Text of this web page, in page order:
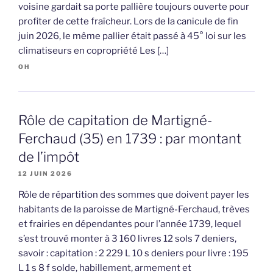
voisine gardait sa porte pallière toujours ouverte pour
profiter de cette fraîcheur. Lors de la canicule de fin
juin 2026, le même pallier était passé à 45° loi sur les
climatiseurs en copropriété Les […]
OH
Rôle de capitation de Martigné-
Ferchaud (35) en 1739 : par montant
de l’impôt
12 JUIN 2026
Rôle de répartition des sommes que doivent payer les
habitants de la paroisse de Martigné-Ferchaud, trèves
et frairies en dépendantes pour l’année 1739, lequel
s’est trouvé monter à 3 160 livres 12 sols 7 deniers,
savoir : capitation : 2 229 L 10 s deniers pour livre : 195
L 1 s 8 f solde, habillement, armement et